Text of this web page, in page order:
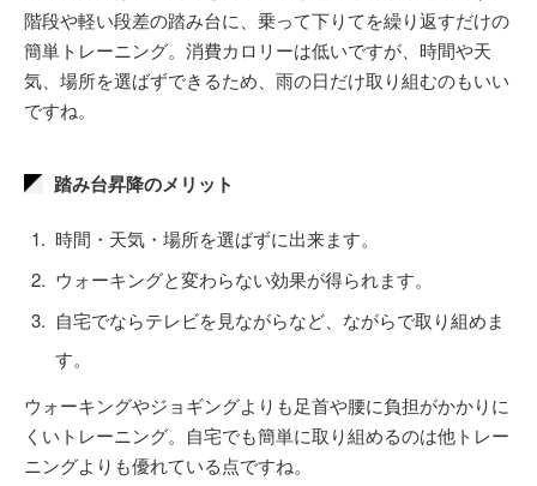
階段や軽い段差の踏み台に、乗って下りてを繰り返すだけの
簡単トレーニング。消費カロリーは低いですが、時間や天
気、場所を選ばずできるため、雨の日だけ取り組むのもいい
ですね。
踏み台昇降のメリット
時間・天気・場所を選ばずに出来ます。
ウォーキングと変わらない効果が得られます。
自宅でならテレビを見ながらなど、ながらで取り組めま
す。
ウォーキングやジョギングよりも足首や腰に負担がかかりに
くいトレーニング。自宅でも簡単に取り組めるのは他トレー
ニングよりも優れている点ですね。